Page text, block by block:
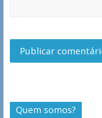
Quem somos?